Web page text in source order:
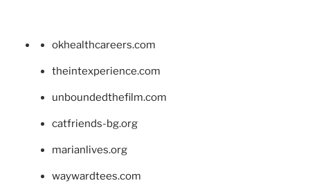
okhealthcareers.com
theintexperience.com
unboundedthefilm.com
catfriends-bg.org
marianlives.org
waywardtees.com